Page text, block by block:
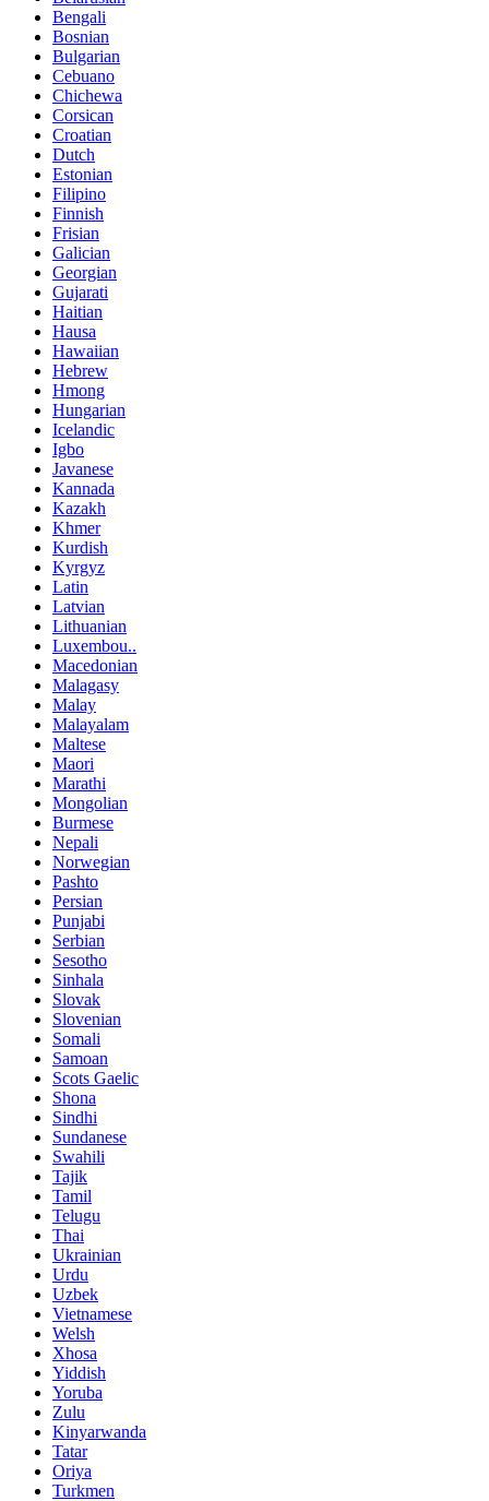
Bengali
Bosnian
Bulgarian
Cebuano
Chichewa
Corsican
Croatian
Dutch
Estonian
Filipino
Finnish
Frisian
Galician
Georgian
Gujarati
Haitian
Hausa
Hawaiian
Hebrew
Hmong
Hungarian
Icelandic
Igbo
Javanese
Kannada
Kazakh
Khmer
Kurdish
Kyrgyz
Latin
Latvian
Lithuanian
Luxembou..
Macedonian
Malagasy
Malay
Malayalam
Maltese
Maori
Marathi
Mongolian
Burmese
Nepali
Norwegian
Pashto
Persian
Punjabi
Serbian
Sesotho
Sinhala
Slovak
Slovenian
Somali
Samoan
Scots Gaelic
Shona
Sindhi
Sundanese
Swahili
Tajik
Tamil
Telugu
Thai
Ukrainian
Urdu
Uzbek
Vietnamese
Welsh
Xhosa
Yiddish
Yoruba
Zulu
Kinyarwanda
Tatar
Oriya
Turkmen